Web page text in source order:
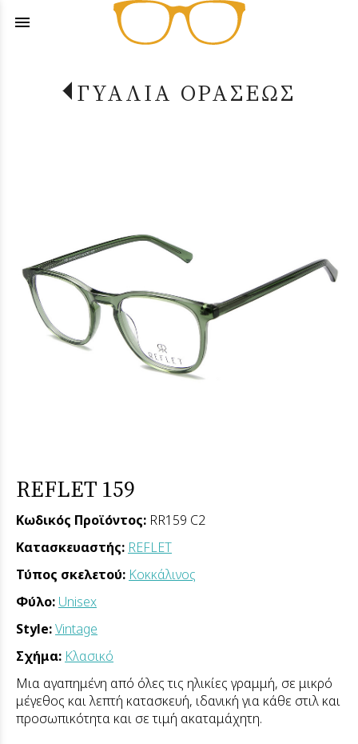
menu
ΓΥΑΛΙΑ ΟΡΑΣΕΩΣ
REFLET 159
Κωδικός Προϊόντος: RR159 C2
Κατασκευαστής: REFLET
Τύπος σκελετού: Κοκκάλινος
Φύλο: Unisex
Style:Vintage
Σχήμα: Κλασικό
Μια αγαπημένη από όλες τις ηλικίες γραμμή, σε μικρό
μέγεθος και λεπτή κατασκευή, ιδανική για κάθε στιλ και
προσωπικότητα και σε τιμή ακαταμάχητη.